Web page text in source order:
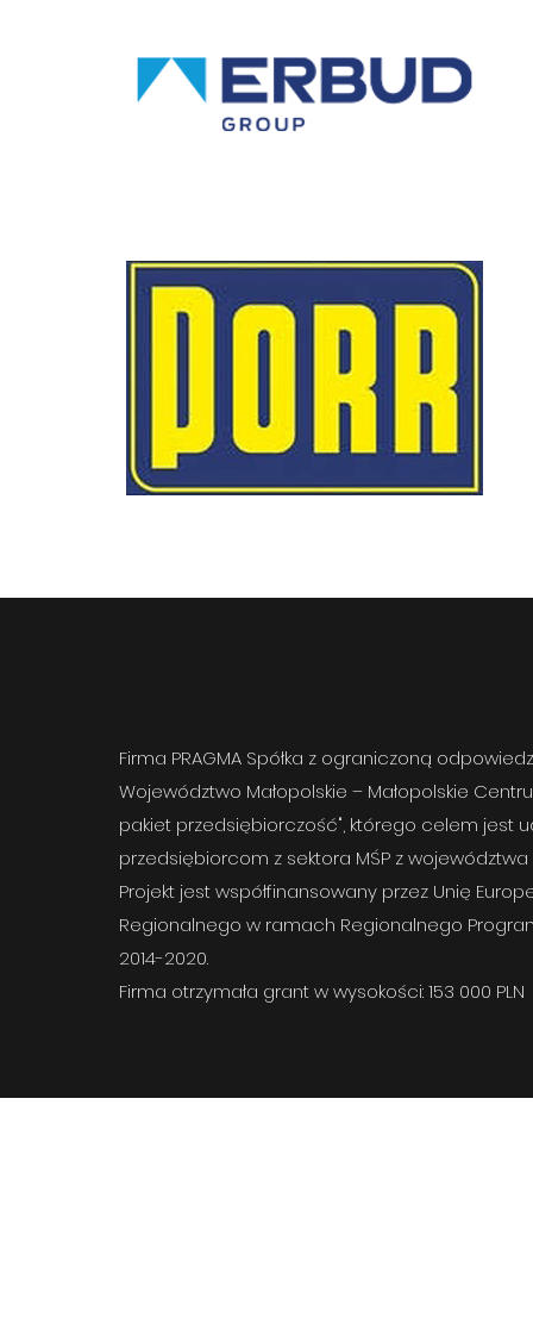
Firma PRAGMA Spółka z ograniczoną
Województwo Małopolskie – Małopolskie
pakiet przedsiębiorczość", którego celem jest
przedsiębiorcom z sektora MŚP z województwa
Projekt jest współfinansowany przez Unię
Regionalnego w ramach Regionalnego
2014-2020.
Firma otrzymała grant w wysokości: 153 000 PLN